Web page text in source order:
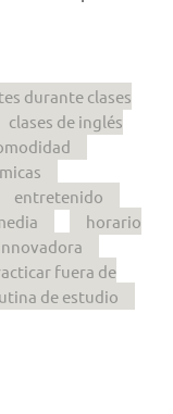
durante clases
clases de inglés
entretenido
horario
fuera de
de estudio